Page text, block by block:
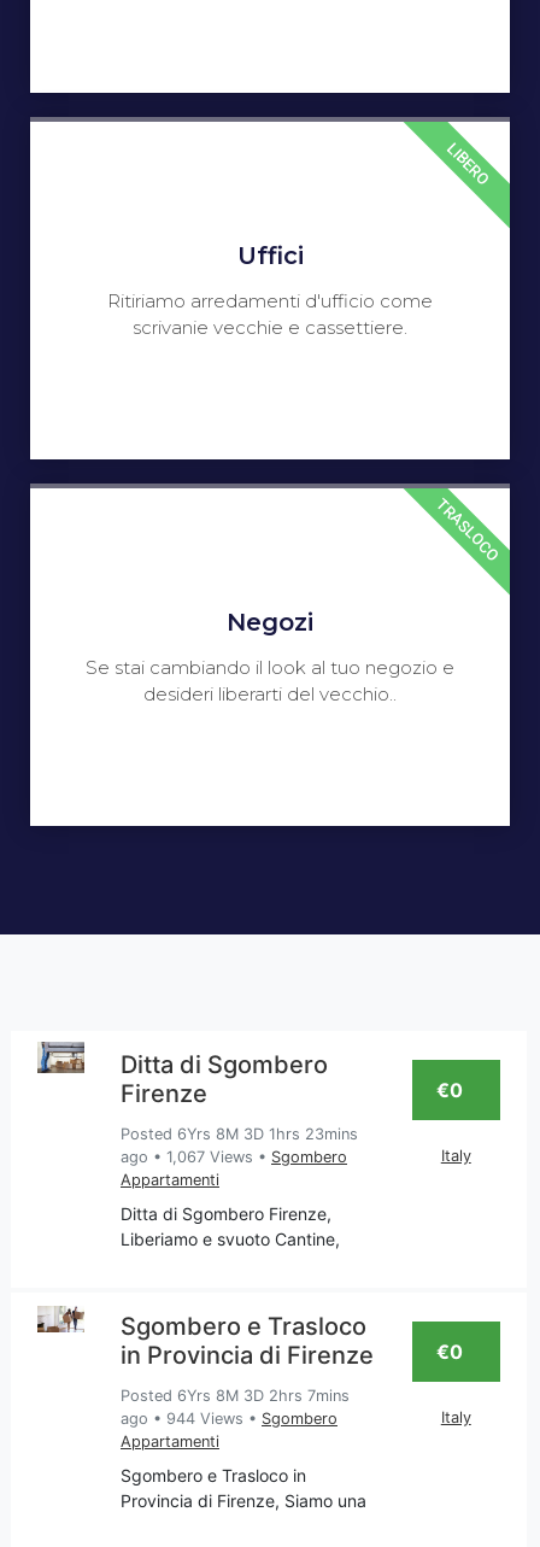
Uffici
Ritiriamo arredamenti d'ufficio come
scrivanie vecchie e cassettiere.
LIBERO
Negozi
Se stai cambiando il look al tuo negozio e
desideri liberarti del vecchio..
TRASLOCO
Ditta di Sgombero
Firenze
Posted 6Yrs 8M 3D 1hrs 23mins
ago • 1,067 Views • Sgombero
Appartamenti
Ditta di Sgombero Firenze,
Liberiamo e svuoto Cantine,
Falegnameria. La nostra
impresa è attenta al traslocare
tutto ciò che non ti
€0
Italy
Sgombero e Trasloco
in Provincia di Firenze
Posted 6Yrs 8M 3D 2hrs 7mins
ago • 944 Views • Sgombero
Appartamenti
Sgombero e Trasloco in
Provincia di Firenze, Siamo una
€0
Italy